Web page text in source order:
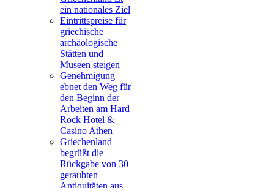
ein nationales Ziel
Eintrittspreise für
griechische
archäologische
Stätten und
Museen steigen
Genehmigung
ebnet den Weg für
den Beginn der
Arbeiten am Hard
Rock Hotel &
Casino Athen
Griechenland
begrüßt die
Rückgabe von 30
geraubten
Antiquitäten aus